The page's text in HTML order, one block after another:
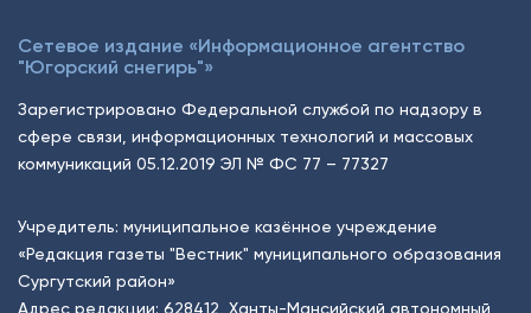
Сетевое издание «Информационное агентство
"Югорский снегирь"»
Зарегистрировано Федеральной службой по надзору в
сфере связи, информационных технологий и массовых
коммуникаций 05.12.2019 ЭЛ № ФС 77 – 77327
Учредитель: муниципальное казённое учреждение
«Редакция газеты "Вестник" муниципального образования
Сургутский район»
Адрес редакции: 628412, Ханты-Мансийский автономный